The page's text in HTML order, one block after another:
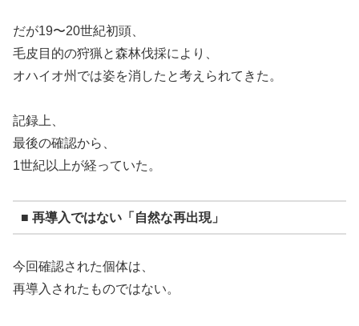
だが19〜20世紀初頭、
毛皮目的の狩猟と森林伐採により、
オハイオ州では姿を消したと考えられてきた。
記録上、
最後の確認から、
1世紀以上が経っていた。
■ 再導入ではない「自然な再出現」
今回確認された個体は、
再導入されたものではない。